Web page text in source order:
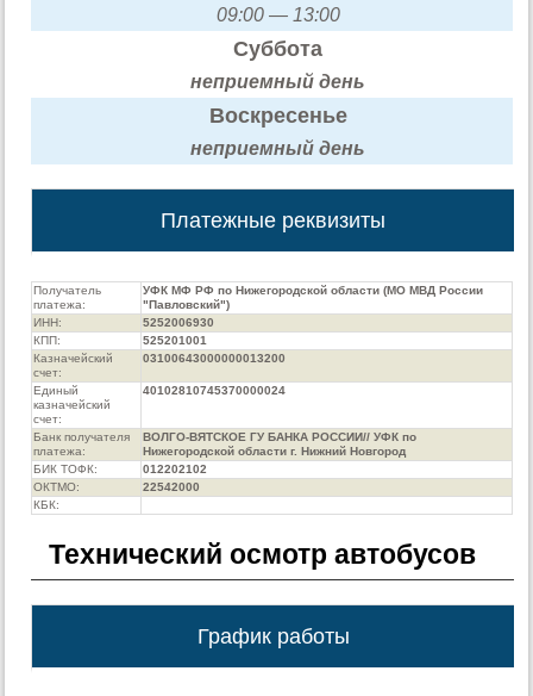
09:00 — 13:00
Суббота
неприемный день
Воскресенье
неприемный день
Платежные реквизиты
Получатель
платежа:
УФК МФ РФ по Нижегородской области (МО МВД России
"Павловский")
ИНН:
5252006930
КПП:
525201001
Казначейский
счет:
03100643000000013200
Единый
казначейский
счет:
40102810745370000024
Банк получателя
платежа:
ВОЛГО-ВЯТСКОЕ ГУ БАНКА РОССИИ// УФК по
Нижегородской области г. Нижний Новгород
БИК ТОФК:
012202102
ОКТМО:
22542000
КБК:
Технический осмотр автобусов
График работы